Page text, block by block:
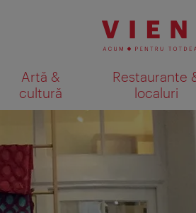
Artă &
cultură
Restaurante
localuri
Afişare